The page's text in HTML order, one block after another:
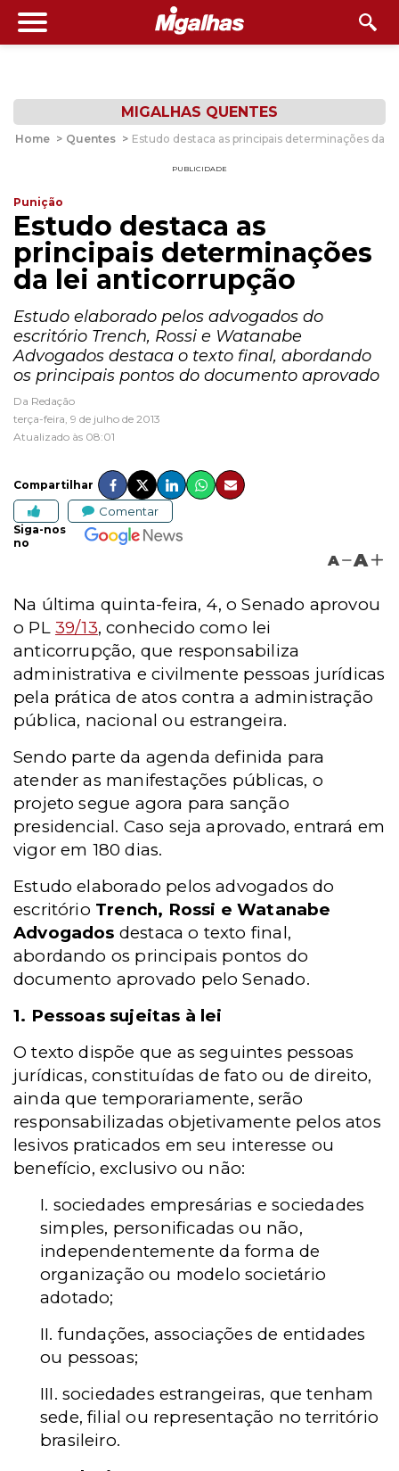
MIGALHAS QUENTES
Home > Quentes > Estudo destaca as principais determinações da
PUBLICIDADE
Punição
Estudo destaca as
principais determinações
da lei anticorrupção
Estudo elaborado pelos advogados do
escritório Trench, Rossi e Watanabe
Advogados destaca o texto final, abordando
os principais pontos do documento aprovado
Da Redação
terça-feira, 9 de julho de 2013
Atualizado às 08:01
Compartilhar
Comentar
Siga-nos
no
A A
Na última quinta-feira, 4, o Senado aprovou
o PL 39/13, conhecido como lei
anticorrupção, que responsabiliza
administrativa e civilmente pessoas jurídicas
pela prática de atos contra a administração
pública, nacional ou estrangeira.
Sendo parte da agenda definida para
atender as manifestações públicas, o
projeto segue agora para sanção
presidencial. Caso seja aprovado, entrará em
vigor em 180 dias.
Estudo elaborado pelos advogados do
escritório Trench, Rossi e Watanabe
Advogados destaca o texto final,
abordando os principais pontos do
documento aprovado pelo Senado.
1. Pessoas sujeitas à lei
O texto dispõe que as seguintes pessoas
jurídicas, constituídas de fato ou de direito,
ainda que temporariamente, serão
responsabilizadas objetivamente pelos atos
lesivos praticados em seu interesse ou
benefício, exclusivo ou não:
I. sociedades empresárias e sociedades
simples, personificadas ou não,
independentemente da forma de
organização ou modelo societário
adotado;
II. fundações, associações de entidades
ou pessoas;
III. sociedades estrangeiras, que tenham
sede, filial ou representação no território
brasileiro.